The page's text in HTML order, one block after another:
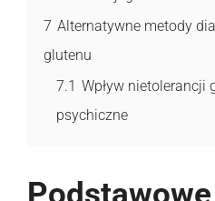
7 Alternatywne metody
glutenu
7.1 Wpływ nietolerancji
psychiczne